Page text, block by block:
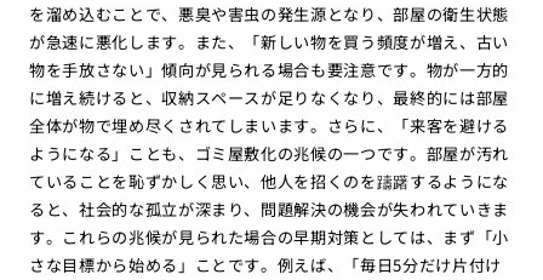
を溜め込むことで、悪臭や害虫の発生源となり、部屋の衛生状態
が急速に悪化します。また、「新しい物を買う頻度が増え、古い
物を手放さない」傾向が見られる場合も要注意です。物が一方的
に増え続けると、収納スペースが足りなくなり、最終的には部屋
全体が物で埋め尽くされてしまいます。さらに、「来客を避ける
ようになる」ことも、ゴミ屋敷化の兆候の一つです。部屋が汚れ
ていることを恥ずかしく思い、他人を招くのを躊躇するようにな
ると、社会的な孤立が深まり、問題解決の機会が失われていきま
す。これらの兆候が見られた場合の早期対策としては、まず「小
さな目標から始める」ことです。例えば、「毎日5分だけ片付け